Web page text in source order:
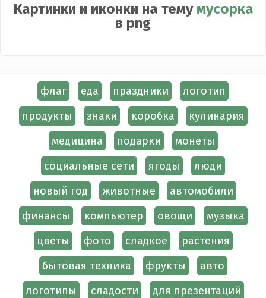
Картинки и иконки на темумусорка
в png
флаг еда праздники
логотип
продукты
знаки коробка
кулинария
медицина
подарки
монеты
социальные сети
ягоды
люди
новый год
животные
автомобили
финансы
компьютер овощи
музыка
цветы
фото сладкое
растения
бытовая техника
фрукты
авто
логотипы
сладости для презентаций